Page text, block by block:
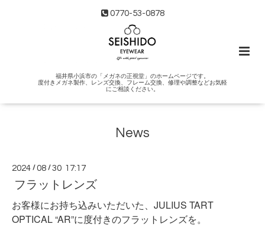
0770-53-0878
福井県小浜市の「メガネの正視堂」のホームページです。
度付きメガネ製作、レンズ交換、フレーム交換、修理や調整などお気軽
にご相談ください。
News
2024 /08 /30 17:17
フラットレンズ
お客様にお持ち込みいただいた、JULIUS TART
OPTICAL “AR”に度付きのフラットレンズを。